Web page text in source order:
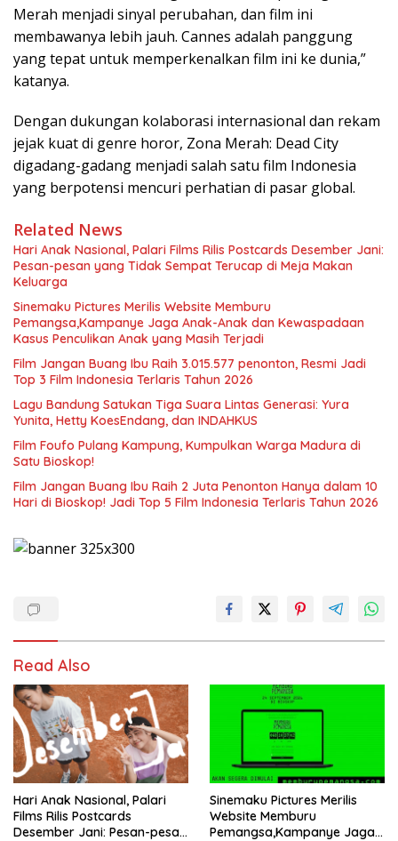
Merah menjadi sinyal perubahan, dan film ini
membawanya lebih jauh. Cannes adalah panggung
yang tepat untuk memperkenalkan film ini ke dunia,”
katanya.
Dengan dukungan kolaborasi internasional dan rekam
jejak kuat di genre horor, Zona Merah: Dead City
digadang-gadang menjadi salah satu film Indonesia
yang berpotensi mencuri perhatian di pasar global.
Related News
Hari Anak Nasional, Palari Films Rilis Postcards Desember Jani:
Pesan-pesan yang Tidak Sempat Terucap di Meja Makan
Keluarga
Sinemaku Pictures Merilis Website Memburu
Pemangsa,Kampanye Jaga Anak-Anak dan Kewaspadaan
Kasus Penculikan Anak yang Masih Terjadi
Film Jangan Buang Ibu Raih 3.015.577 penonton, Resmi Jadi
Top 3 Film Indonesia Terlaris Tahun 2026
Lagu Bandung Satukan Tiga Suara Lintas Generasi: Yura
Yunita, Hetty KoesEndang, dan INDAHKUS
Film Foufo Pulang Kampung, Kumpulkan Warga Madura di
Satu Bioskop!
Film Jangan Buang Ibu Raih 2 Juta Penonton Hanya dalam 10
Hari di Bioskop! Jadi Top 5 Film Indonesia Terlaris Tahun 2026
Read Also
Hari Anak Nasional, Palari
Films Rilis Postcards
Desember Jani: Pesan-pesan
Sinemaku Pictures Merilis
Website Memburu
Pemangsa,Kampanye Jaga